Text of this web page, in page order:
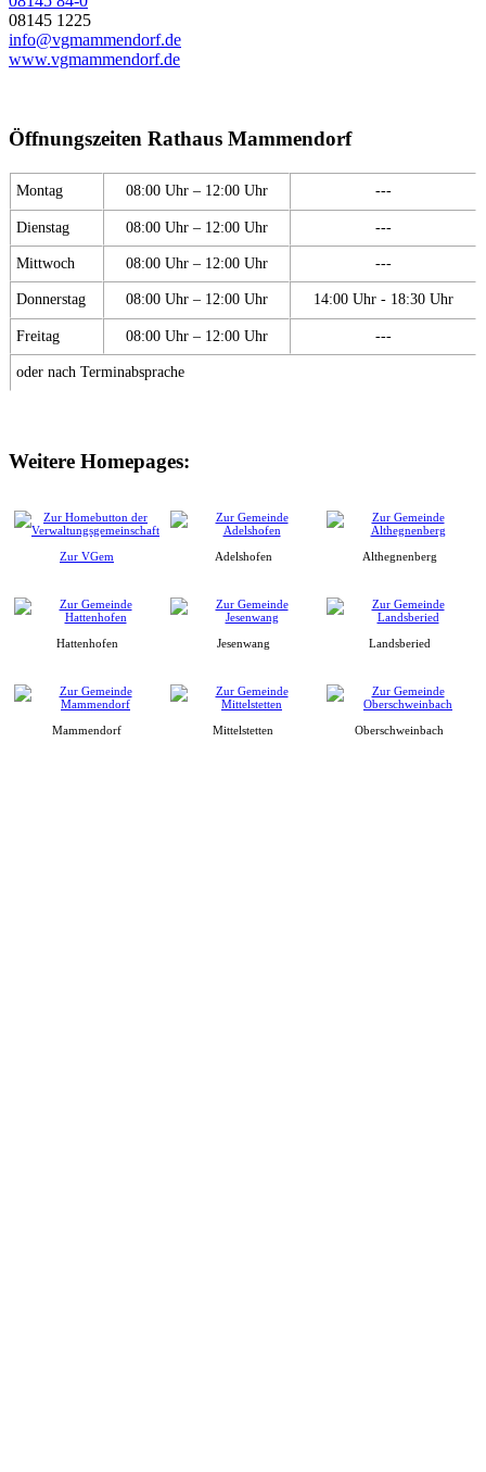
08145 1225
info@vgmammendorf.de
www.vgmammendorf.de
Öffnungszeiten Rathaus Mammendorf
Montag 08:00 Uhr – 12:00 Uhr ---
Dienstag 08:00 Uhr – 12:00 Uhr ---
Mittwoch 08:00 Uhr – 12:00 Uhr ---
Donnerstag 08:00 Uhr – 12:00 Uhr 14:00 Uhr - 18:30 Uhr
Freitag 08:00 Uhr – 12:00 Uhr ---
oder nach Terminabsprache
Weitere Homepages:
Zur VGem Adelshofen Althegnenberg
Hattenhofen Jesenwang Landsberied
Mammendorf Mittelstetten Oberschweinbach